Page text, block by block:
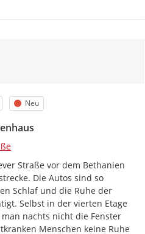
Status
Neu
Straße vor dem Bethanien
Die Autos sind so
Schlaf und die Ruhe der
Selbst in der vierten Etage
nachts nicht die Fenster
Menschen keine Ruhe